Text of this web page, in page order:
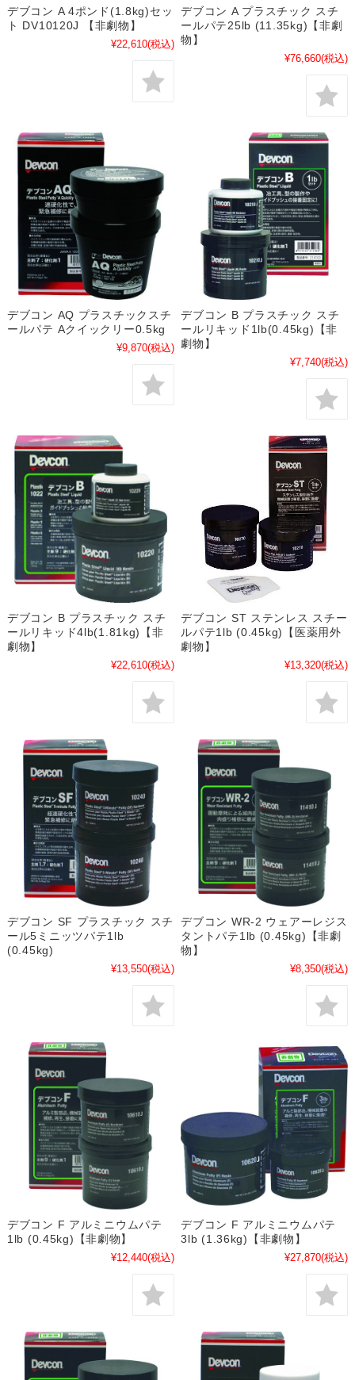
デブコン A 4ポンド(1.8kg)セッ
ト DV10120J 【非劇物】
¥22,610(税込)
デブコン A プラスチック スチ
ールパテ25lb (11.35kg)【非劇
物】
¥76,660(税込)
デブコン AQ プラスチックスチ
ールパテ Aクイックリー0.5kg
¥9,870(税込)
デブコン B プラスチック スチ
ールリキッド1lb(0.45kg)【非
劇物】
¥7,740(税込)
デブコン B プラスチック スチ
ールリキッド4lb(1.81kg)【非
劇物】
¥22,610(税込)
デブコン ST ステンレス スチー
ルパテ1lb (0.45kg)【医薬用外
劇物】
¥13,320(税込)
デブコン SF プラスチック スチ
ール5ミニッツパテ1lb
(0.45kg)
¥13,550(税込)
デブコン WR-2 ウェアーレジス
タントパテ1lb (0.45kg)【非劇
物】
¥8,350(税込)
デブコン F アルミニウムパテ
1lb (0.45kg)【非劇物】
¥12,440(税込)
デブコン F アルミニウムパテ
3lb (1.36kg)【非劇物】
¥27,870(税込)